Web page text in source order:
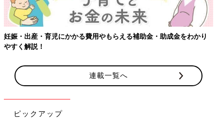
妊娠・出産・育児にかかる費用やもらえる補助金・助成金をわかり
やすく解説！
連載一覧へ
ピックアップ